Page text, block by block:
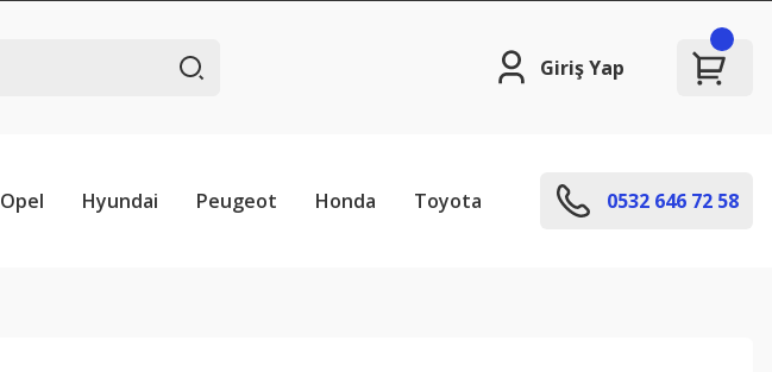
Giriş Yap
Opel Hyundai Peugeot Honda Toyota 0532 646 72 58